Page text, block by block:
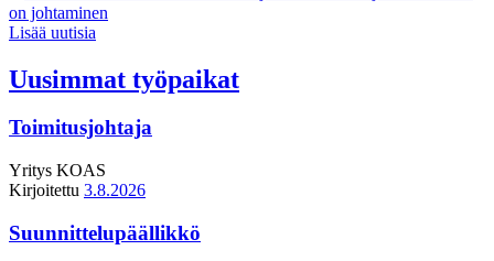
on johtaminen
Lisää uutisia
Uusimmat työpaikat
Toimitusjohtaja
Yritys KOAS
Kirjoitettu 3.8.2026
Suunnittelupäällikkö